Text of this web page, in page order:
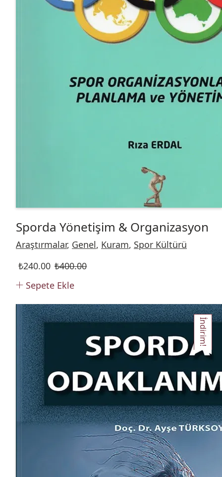
Sporda Yönetişim & Organizasyon
Araştırmalar, Genel, Kuram, Spor Kültürü
₺400.00
₺240.00
Sepete Ekle
İndirim!